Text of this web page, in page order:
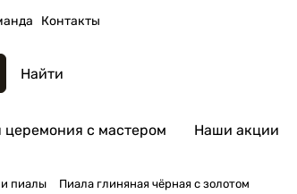
Контакты
церемония с мастером Наши акции
пиалы Пиала глиняная чёрная с золотом